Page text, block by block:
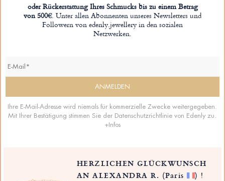
oder Rückerstattung Ihres Schmucks bis zu einem Betrag
von 500€. Unter allen Abonnenten unseres Newsletters und
Followern von edenly.jewellery in den sozialen
Netzwerken.
Ihre E-Mail-Adresse wird niemals für kommerzielle Zwecke weitergegeben.
Mit Ihrer Bestätigung stimmen Sie der Datenschutzrichtlinie von Edenly zu.
+Infos
HERZLICHEN GLÜCKWUNSCH
AN ALEXANDRA R. (Paris ) !